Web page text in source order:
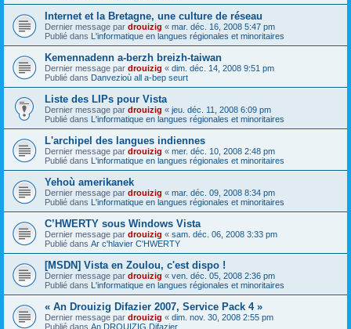
Internet et la Bretagne, une culture de réseau
Dernier message par drouizig « mar. déc. 16, 2008 5:47 pm
Publié dans L'informatique en langues régionales et minoritaires
Kemennadenn a-berzh breizh-taiwan
Dernier message par drouizig « dim. déc. 14, 2008 9:51 pm
Publié dans Danvezioù all a-bep seurt
Liste des LIPs pour Vista
Dernier message par drouizig « jeu. déc. 11, 2008 6:09 pm
Publié dans L'informatique en langues régionales et minoritaires
L'archipel des langues indiennes
Dernier message par drouizig « mer. déc. 10, 2008 2:48 pm
Publié dans L'informatique en langues régionales et minoritaires
Yehoù amerikanek
Dernier message par drouizig « mar. déc. 09, 2008 8:34 pm
Publié dans L'informatique en langues régionales et minoritaires
C’HWERTY sous Windows Vista
Dernier message par drouizig « sam. déc. 06, 2008 3:33 pm
Publié dans Ar c'hlavier C'HWERTY
[MSDN] Vista en Zoulou, c'est dispo !
Dernier message par drouizig « ven. déc. 05, 2008 2:36 pm
Publié dans L'informatique en langues régionales et minoritaires
« An Drouizig Difazier 2007, Service Pack 4 »
Dernier message par drouizig « dim. nov. 30, 2008 2:55 pm
Publié dans An DROUIZIG Difazier